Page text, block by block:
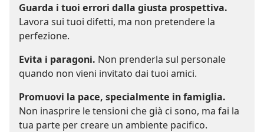
Guarda i tuoi errori dalla giusta prospettiva.
Lavora sui tuoi difetti, ma non pretendere la
perfezione.
Evita i paragoni. Non prenderla sul personale
quando non vieni invitato dai tuoi amici.
Promuovi la pace, specialmente in famiglia.
Non inasprire le tensioni che già ci sono, ma fai la
tua parte per creare un ambiente pacifico.